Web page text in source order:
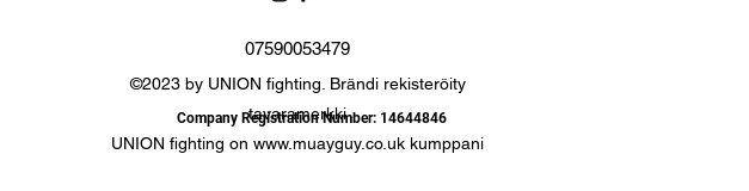
07590053479
©2023 by UNION fighting. Brändi rekisteröity
tavaramerkki
UNION fighting on www.muayguy.co.uk kumppani
Company Registration Number: 14644846